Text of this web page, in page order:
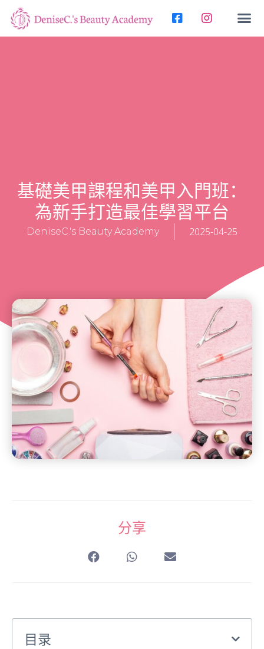
基礎美甲課程和美甲入門班：
為新手打造最佳學習平台
DeniseC.'s Beauty Academy 2025-04-25
分享
目录